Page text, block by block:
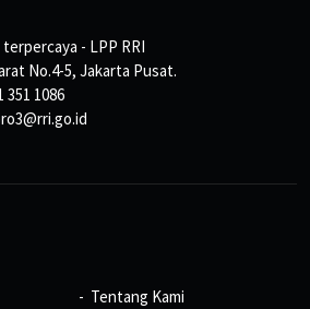
- LPP RRI
No.4-5, Jakarta Pusat.
351 1086
Tentang Kami